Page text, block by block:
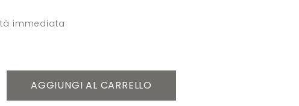
immediata
AGGIUNGI AL CARRELLO